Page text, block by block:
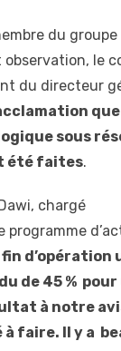
du
observation,
du directeur
sous
été faites.
chargé
programme
d’opération
de 45 % pour
à notre
faire. Il y a